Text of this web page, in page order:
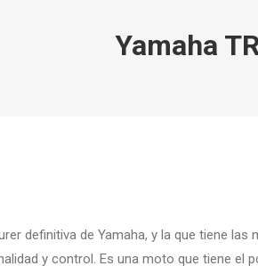
Yamaha
definitiva de Yamaha, y la que tiene
y control. Es una moto que tiene el